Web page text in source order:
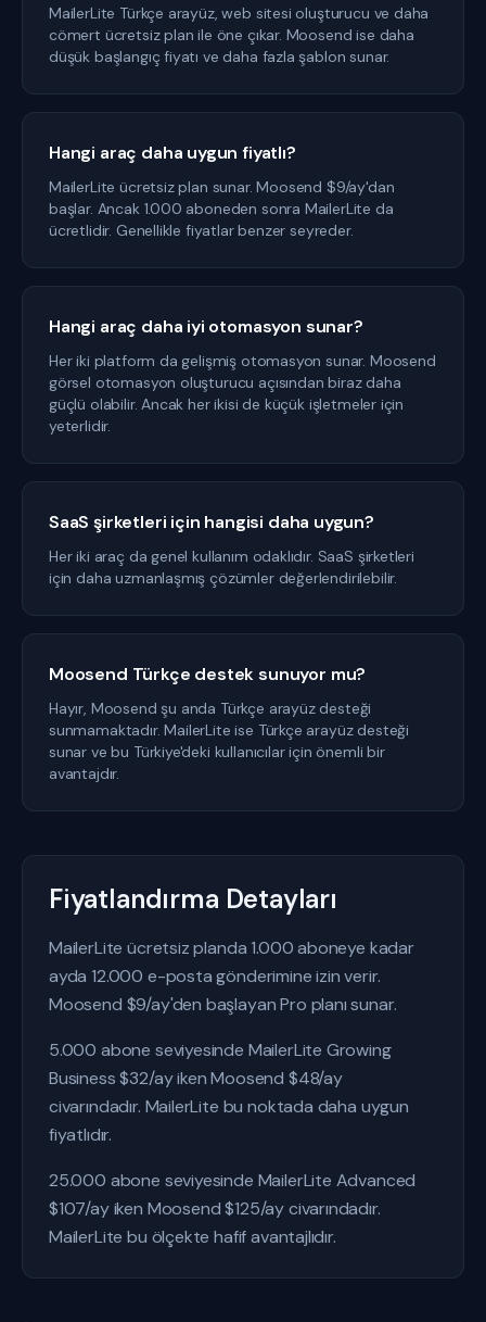
MailerLite Türkçe arayüz, web sitesi oluşturucu ve daha
cömert ücretsiz plan ile öne çıkar. Moosend ise daha
düşük başlangıç fiyatı ve daha fazla şablon sunar.
Hangi araç daha uygun fiyatlı?
MailerLite ücretsiz plan sunar. Moosend $9/ay'dan
başlar. Ancak 1.000 aboneden sonra MailerLite da
ücretlidir. Genellikle fiyatlar benzer seyreder.
Hangi araç daha iyi otomasyon sunar?
Her iki platform da gelişmiş otomasyon sunar. Moosend
görsel otomasyon oluşturucu açısından biraz daha
güçlü olabilir. Ancak her ikisi de küçük işletmeler için
yeterlidir.
SaaS şirketleri için hangisi daha uygun?
Her iki araç da genel kullanım odaklıdır. SaaS şirketleri
için daha uzmanlaşmış çözümler değerlendirilebilir.
Moosend Türkçe destek sunuyor mu?
Hayır, Moosend şu anda Türkçe arayüz desteği
sunmamaktadır. MailerLite ise Türkçe arayüz desteği
sunar ve bu Türkiye'deki kullanıcılar için önemli bir
avantajdır.
Fiyatlandırma Detayları
MailerLite ücretsiz planda 1.000 aboneye kadar
ayda 12.000 e-posta gönderimine izin verir.
Moosend $9/ay'den başlayan Pro planı sunar.
5.000 abone seviyesinde MailerLite Growing
Business $32/ay iken Moosend $48/ay
civarındadır. MailerLite bu noktada daha uygun
fiyatlıdır.
25.000 abone seviyesinde MailerLite Advanced
$107/ay iken Moosend $125/ay civarındadır.
MailerLite bu ölçekte hafif avantajlıdır.